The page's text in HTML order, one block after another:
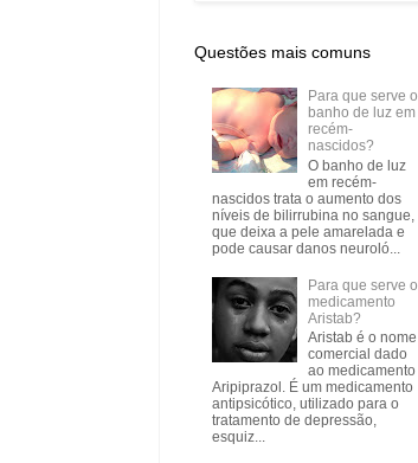
Questões mais comuns
Para que serve o
banho de luz em
recém-
nascidos?
O banho de luz
em recém-
nascidos trata o aumento dos
níveis de bilirrubina no sangue,
que deixa a pele amarelada e
pode causar danos neuroló...
Para que serve o
medicamento
Aristab?
Aristab é o nome
comercial dado
ao medicamento
Aripiprazol. É um medicamento
antipsicótico, utilizado para o
tratamento de depressão,
esquiz...